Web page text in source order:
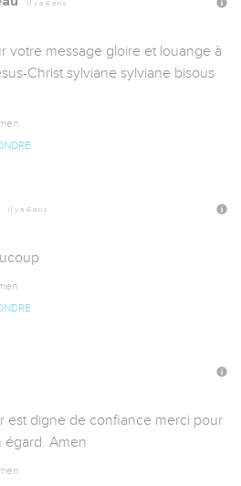
Il y a 6 ans
votre message gloire et louange à
Christ sylviane sylviane bisous
Il y a 6 ans
est digne de confiance merci pour
égard. Amen